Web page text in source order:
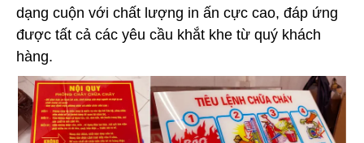
dạng cuộn với chất lượng in ấn cực cao, đáp ứng
được tất cả các yêu cầu khắt khe từ quý khách
hàng.